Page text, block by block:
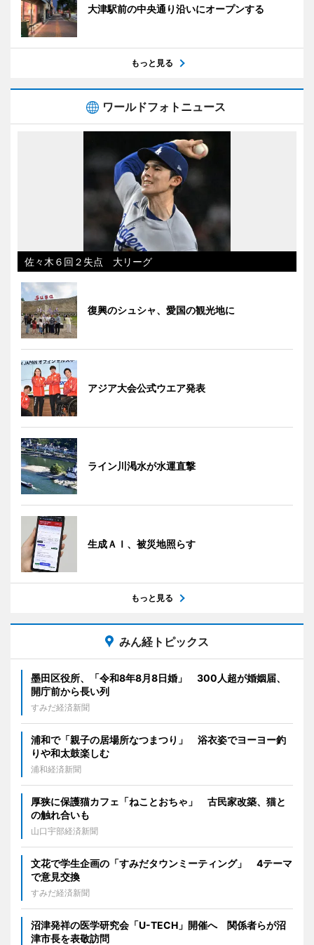
大津駅前の中央通り沿いにオープンする
もっと見る
ワールドフォトニュース
佐々木６回２失点 大リーグ
復興のシュシャ、愛国の観光地に
アジア大会公式ウエア発表
ライン川渇水が水運直撃
生成ＡＩ、被災地照らす
もっと見る
みん経トピックス
墨田区役所、「令和8年8月8日婚」 300人超が婚姻届、
開庁前から長い列
すみだ経済新聞
浦和で「親子の居場所なつまつり」 浴衣姿でヨーヨー釣
りや和太鼓楽しむ
浦和経済新聞
厚狭に保護猫カフェ「ねことおちゃ」 古民家改築、猫と
の触れ合いも
山口宇部経済新聞
文花で学生企画の「すみだタウンミーティング」 4テーマ
で意見交換
すみだ経済新聞
沼津発祥の医学研究会「U-TECH」開催へ 関係者らが沼
津市長を表敬訪問